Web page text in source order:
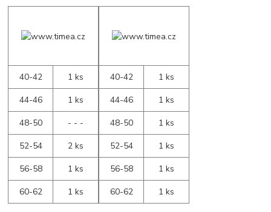
40-42
1 ks
44-46
1 ks
48-50
- - -
52-54
2 ks
56-58
1 ks
60-62
1 ks
40-42
1 ks
44-46
1 ks
48-50
1 ks
52-54
1 ks
56-58
1 ks
60-62
1 ks